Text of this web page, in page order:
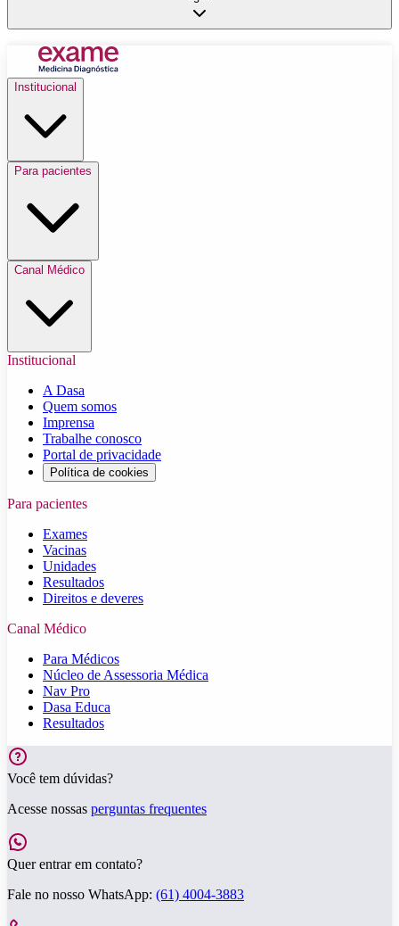
Institucional
Para pacientes
Canal Médico
Institucional
A Dasa
Quem somos
Imprensa
Trabalhe conosco
Portal de privacidade
Política de cookies
Para pacientes
Exames
Vacinas
Unidades
Resultados
Direitos e deveres
Canal Médico
Para Médicos
Núcleo de Assessoria Médica
Nav Pro
Dasa Educa
Resultados
Você tem dúvidas?
Acesse nossas perguntas frequentes
Quer entrar em contato?
Fale no nosso WhatsApp: (61) 4004-3883